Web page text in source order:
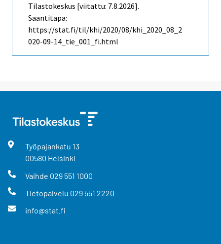
Tilastokeskus [viitattu: 7.8.2026].
Saantitapa:
https://stat.fi/til/khi/2020/08/khi_2020_08_2
020-09-14_tie_001_fi.html
Työpajankatu 13
00580 Helsinki
Vaihde 029 551 1000
Tietopalvelu 029 551 2220
info@stat.fi